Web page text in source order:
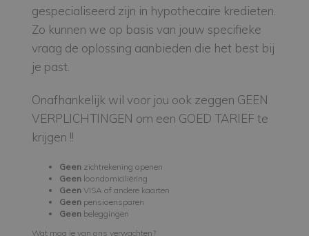
gespecialiseerd zijn in hypothecaire kredieten.
Zo kunnen we op basis van jouw specifieke
vraag de oplossing aanbieden die het best bij
je past.
Onafhankelijk wil voor jou ook zeggen GEEN
VERPLICHTINGEN om een GOED TARIEF te
krijgen !!
Geen zichtrekening openen
Geen loondomiciliëring
Geen VISA of andere kaarten
Geen pensioensparen
Geen beleggingen
Wat mag je van ons verwachten?